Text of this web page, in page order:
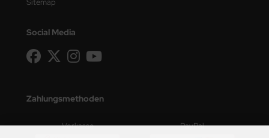
Sitemap
Social Media
Zahlungsmethoden
Vorkasse PayPal